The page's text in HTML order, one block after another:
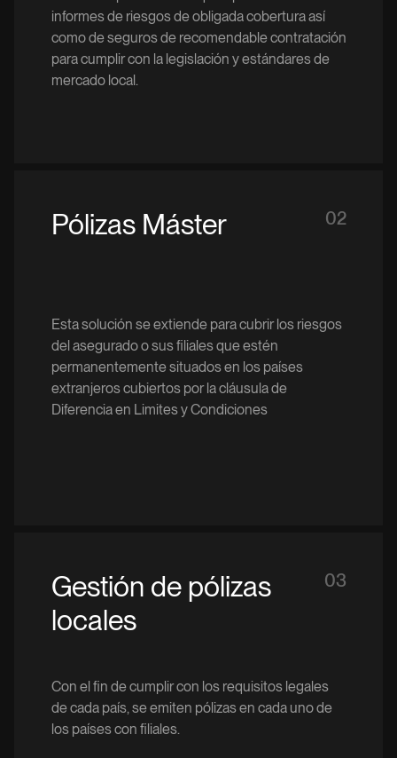
informes de riesgos de obligada cobertura así
como de seguros de recomendable contratación
para cumplir con la legislación y estándares de
mercado local.
Pólizas Máster 02
Esta solución se extiende para cubrir los riesgos
del asegurado o sus filiales que estén
permanentemente situados en los países
extranjeros cubiertos por la cláusula de
Diferencia en Limites y Condiciones
Gestión de pólizas
locales
03
Con el fin de cumplir con los requisitos legales
de cada país, se emiten pólizas en cada uno de
los países con filiales.